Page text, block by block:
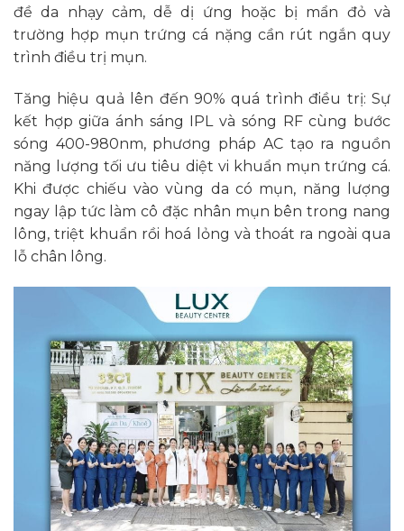
đề da nhạy cảm, dễ dị ứng hoặc bị mẩn đỏ và
trường hợp mụn trứng cá nặng cần rút ngắn quy
trình điều trị mụn.
Tăng hiệu quả lên đến 90% quá trình điều trị: Sự
kết hợp giữa ánh sáng IPL và sóng RF cùng bước
sóng 400-980nm, phương pháp AC tạo ra nguồn
năng lượng tối ưu tiêu diệt vi khuẩn mụn trứng cá.
Khi được chiếu vào vùng da có mụn, năng lượng
ngay lập tức làm cô đặc nhân mụn bên trong nang
lông, triệt khuẩn rồi hoá lỏng và thoát ra ngoài qua
lỗ chân lông.